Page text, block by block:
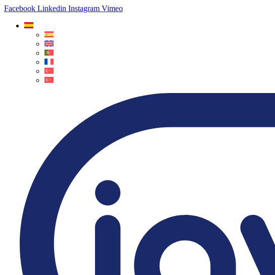
Facebook Linkedin Instagram Vimeo